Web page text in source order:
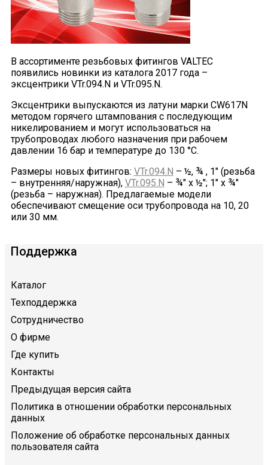
В ассортименте резьбовых фитингов VALTEC
появились новинки из каталога 2017 года –
эксцентрики VTr.094.N и VTr.095.N.
Эксцентрики выпускаются из латуни марки CW617N
методом горячего штампования с последующим
никелированием и могут использоваться на
трубопроводах любого назначения при рабочем
давлении 16 бар и температуре до 130 °С.
Размеры новых фитингов: VTr.094.N – ½, ¾ , 1" (резьба
– внутренняя/наружная), VTr.095.N – ¾" х ½"; 1" х ¾"
(резьба – наружная). Предлагаемые модели
обеспечивают смещение оси трубопровода на 10, 20
или 30 мм.
Поддержка
Каталог
Техподдержка
Сотрудничество
О фирме
Где купить
Контакты
Предыдущая версия сайта
Политика в отношении обработки персональных
данных
Положение об обработке персональных данных
пользователя сайта